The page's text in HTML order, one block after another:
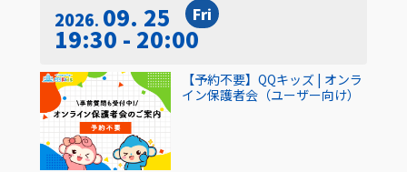
2026 09. 25 Fri
19:30 - 20:00
【予約不要】QQキッズ | オンラ
イン保護者会（ユーザー向け）